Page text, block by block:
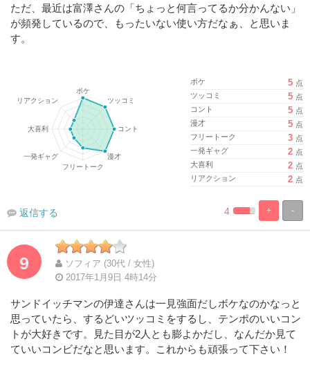
ただ、最近は富澤さんの「ちょっと何言ってるか分かんない」
が頻発しているので、もったいない使い方だなぁ、と思いま
す。
ボケ 5 点
ツッコミ
5 点
コント
5 点
漫才
5 点
フリートーク
3 点
一発ギャグ
2 点
大喜利
2 点
リアクション
2 点
-
+
% 100%
4
返信する
9
ソフィア (30代 / 女性)
2017年1月9日 4時14分
サンドイッチマンの伊達さんは一見強面だしボケなのかなっと
思っていたら、するどいツッコミをするし、テンポのいいコン
トが大好きです。見た目が2人とも膨よかだし、なんだか見て
ていいコンビだなと思います。これからも頑張って下さい！